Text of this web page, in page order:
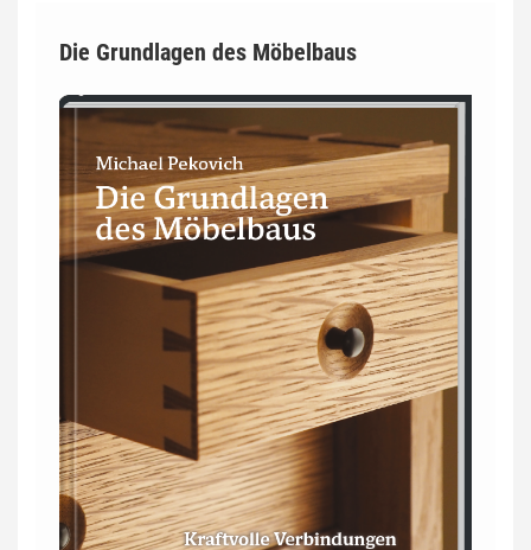
Die Grundlagen des Möbelbaus